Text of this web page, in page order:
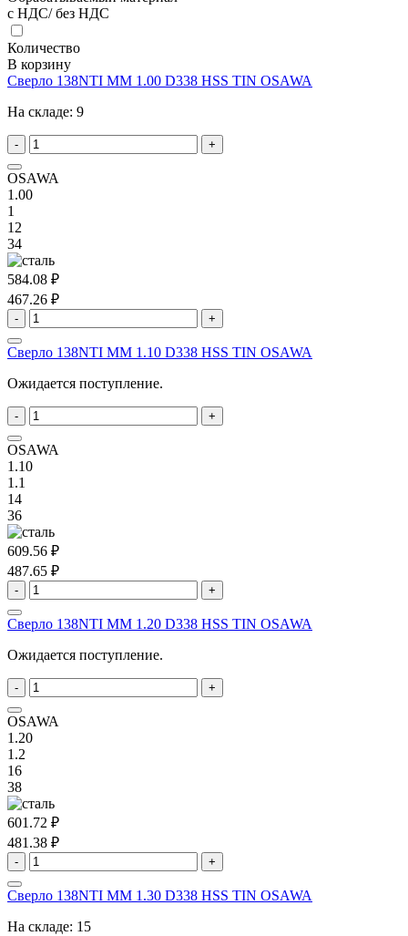
с НДС/ без НДС
Количество
В корзину
Сверло 138NTI MM 1.00 D338 HSS TIN OSAWA
На складе: 9
- +
OSAWA
1.00
1
12
34
584.08 ₽
467.26 ₽
- +
Сверло 138NTI MM 1.10 D338 HSS TIN OSAWA
Ожидается поступление.
- +
OSAWA
1.10
1.1
14
36
609.56 ₽
487.65 ₽
- +
Сверло 138NTI MM 1.20 D338 HSS TIN OSAWA
Ожидается поступление.
- +
OSAWA
1.20
1.2
16
38
601.72 ₽
481.38 ₽
- +
Сверло 138NTI MM 1.30 D338 HSS TIN OSAWA
На складе: 15